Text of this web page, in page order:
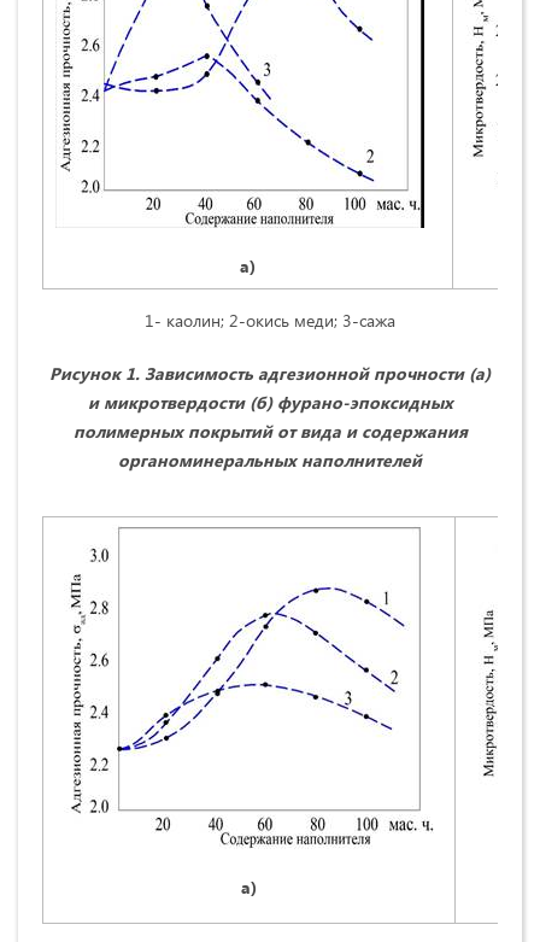
а)
1- каолин; 2-окись меди; 3-сажа
Рисунок 1. Зависимость адгезионной прочности (а)
и микротвердости (б) фурано-эпоксидных
полимерных покрытий от вида и содержания
органоминеральных наполнителей
а)